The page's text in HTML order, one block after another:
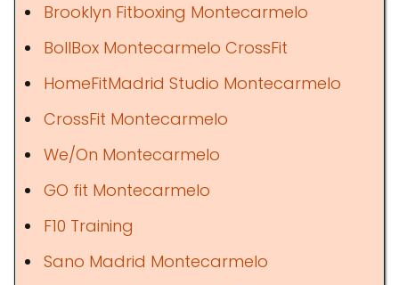
Brooklyn Fitboxing Montecarmelo
BollBox Montecarmelo CrossFit
HomeFitMadrid Studio Montecarmelo
CrossFit Montecarmelo
We/On Montecarmelo
GO fit Montecarmelo
F10 Training
Sano Madrid Montecarmelo